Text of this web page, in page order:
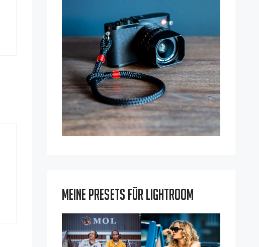
Meine Presets für Lightroom